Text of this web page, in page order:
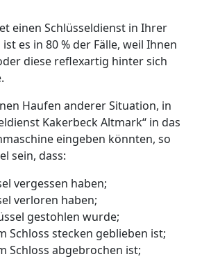
einen Schlüsseldienst in Ihrer
es in 80 % der Fälle, weil Ihnen
diese reflexartig hinter sich
Haufen anderer Situation, in
Kakerbeck Altmark“ in das
eingeben könnten, so
sein, dass:
vergessen haben;
verloren haben;
gestohlen wurde;
Schloss stecken geblieben ist;
Schloss abgebrochen ist;